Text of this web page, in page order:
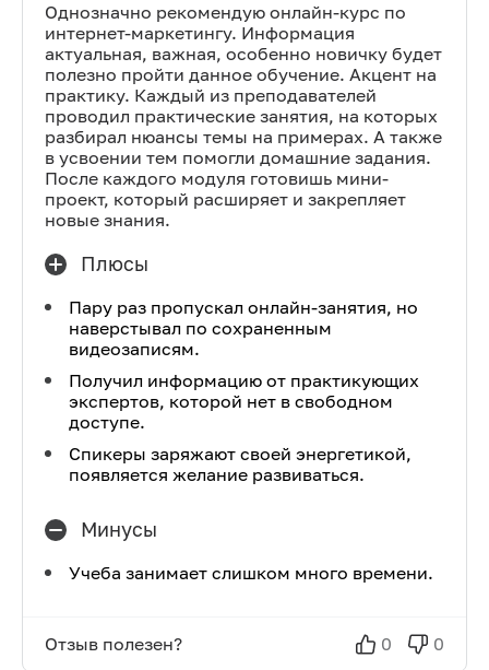
Однозначно рекомендую онлайн-курс по
интернет-маркетингу. Информация
актуальная, важная, особенно новичку будет
полезно пройти данное обучение. Акцент на
практику. Каждый из преподавателей
проводил практические занятия, на которых
разбирал нюансы темы на примерах. А также
в усвоении тем помогли домашние задания.
После каждого модуля готовишь мини-
проект, который расширяет и закрепляет
новые знания.
Плюсы
Пару раз пропускал онлайн-занятия, но
наверстывал по сохраненным
видеозаписям.
Получил информацию от практикующих
экспертов, которой нет в свободном
доступе.
Спикеры заряжают своей энергетикой,
появляется желание развиваться.
Минусы
Учеба занимает слишком много времени.
Отзыв полезен? 0 0